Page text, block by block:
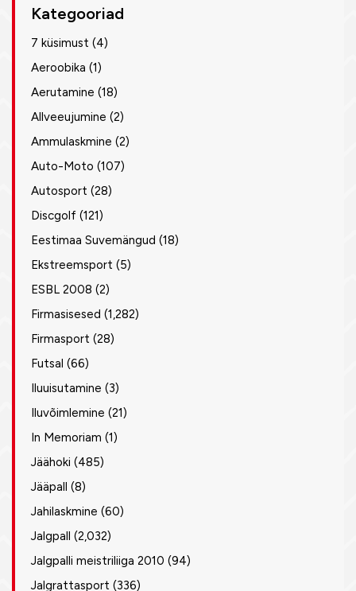
Kategooriad
7 küsimust (4)
Aeroobika (1)
Aerutamine (18)
Allveeujumine (2)
Ammulaskmine (2)
Auto-Moto (107)
Autosport (28)
Discgolf (121)
Eestimaa Suvemängud (18)
Ekstreemsport (5)
ESBL 2008 (2)
Firmasisesed (1,282)
Firmasport (28)
Futsal (66)
Iluuisutamine (3)
Iluvõimlemine (21)
In Memoriam (1)
Jäähoki (485)
Jääpall (8)
Jahilaskmine (60)
Jalgpall (2,032)
Jalgpalli meistriliiga 2010 (94)
Jalgrattasport (336)